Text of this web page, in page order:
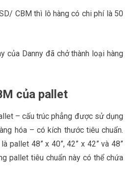
CBM thì lô hàng có chi phí là 50
của Danny đã chở thành loại hàng
của pallet
– cấu trúc phẳng được sử dụng
hóa – có kích thước tiêu chuẩn.
pallet 48” x 40”, 42” x 42” và 48”
pallet tiêu chuẩn này có thể chứa